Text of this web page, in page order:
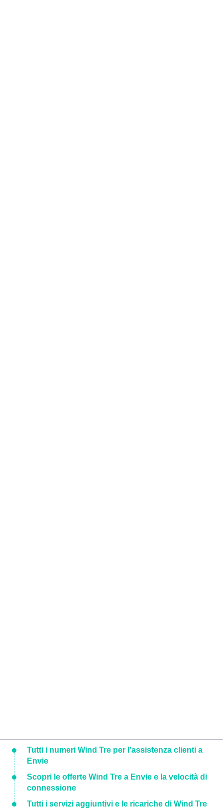
Tutti i numeri Wind Tre per l'assistenza clienti a
Envie
Scopri le offerte Wind Tre a Envie e la velocità di
connessione
Tutti i servizi aggiuntivi e le ricariche di Wind Tre